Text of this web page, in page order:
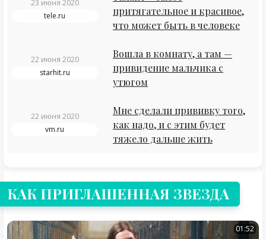
23 июня 2020
tele.ru
притягательное и красивое,
что может быть в человеке
22 июня 2020
starhit.ru
Вошла в комнату, а там —
привидение мальчика с
утюгом
22 июня 2020
vm.ru
Мне сделали прививку того,
как надо, и с этим будет
тяжело дальше жить
КАК ПРИГЛАШЕННАЯ ЗВЕЗДА
01:52